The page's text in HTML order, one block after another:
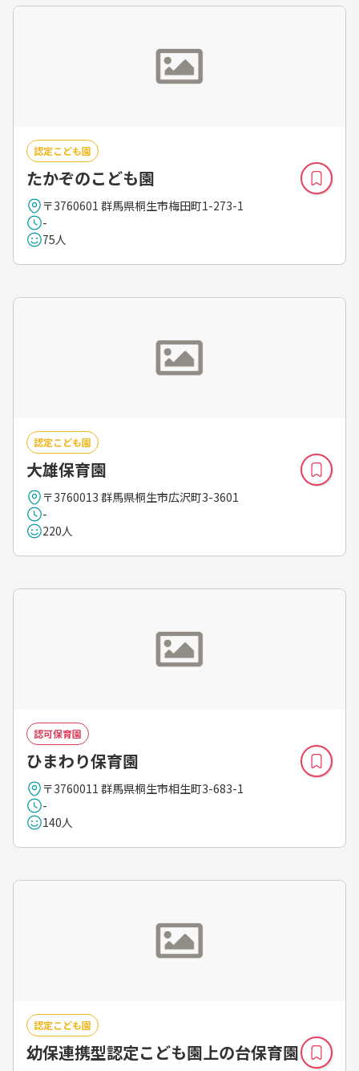
認定こども園
たかぞのこども園
〒3760601 群馬県桐生市梅田町1-273-1
-
75人
認定こども園
大雄保育園
〒3760013 群馬県桐生市広沢町3-3601
-
220人
認可保育園
ひまわり保育園
〒3760011 群馬県桐生市相生町3-683-1
-
140人
認定こども園
幼保連携型認定こども園上の台保育園